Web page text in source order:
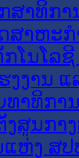
ສາທິກາ
ສາຫະ
ກໂນໂລ
ງງານ
ທາທິກາ
ສູນກາ
ຫ່ງ ສປ